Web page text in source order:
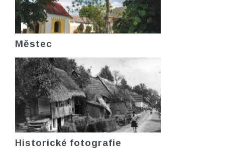
Městec
Historické fotografie